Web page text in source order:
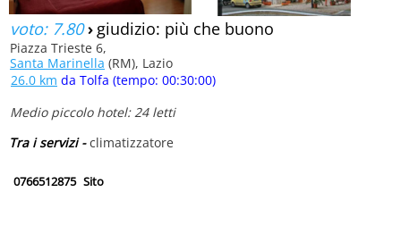
voto: 7.80› giudizio: più che buono
Piazza Trieste 6,
Santa Marinella (RM), Lazio
26.0 km da Tolfa (tempo: 00:30:00)
Medio piccolo hotel: 24 letti
Tra i servizi -climatizzatore
0766512875 Sito